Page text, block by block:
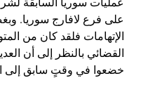
على فرع لافارج سوريا.
الإتهامات فلقد كان من
القضائي بالنظر إلى أن
خضعوا في وقتٍ سابق إلى